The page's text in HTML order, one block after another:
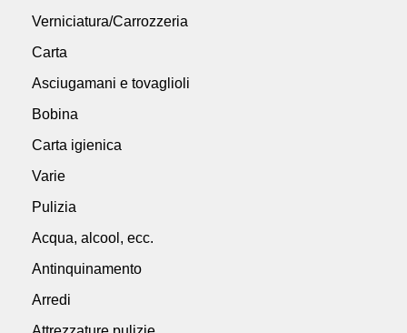
Verniciatura/Carrozzeria
Carta
Asciugamani e tovaglioli
Bobina
Carta igienica
Varie
Pulizia
Acqua, alcool, ecc.
Antinquinamento
Arredi